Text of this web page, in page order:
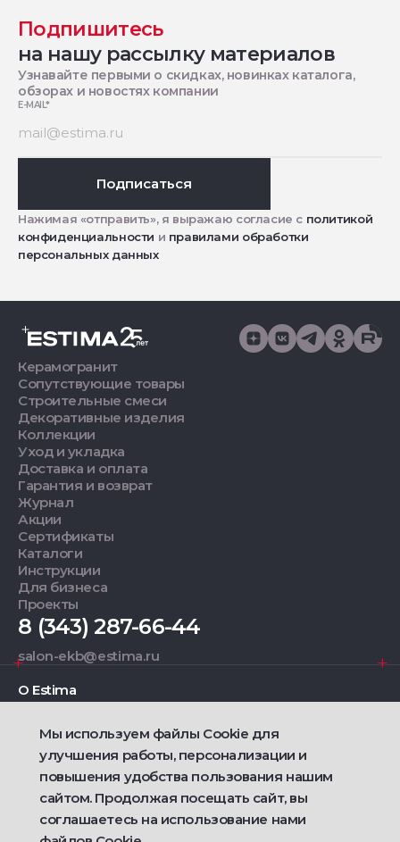
Подпишитесь
на нашу рассылку материалов
Узнавайте первыми о скидках, новинках каталога,
обзорах и новостях компании
E-MAIL*
Подписаться
Нажимая «отправить», я выражаю согласие с политикой
конфиденциальности и правилами обработки
персональных данных
Керамогранит
Сопутствующие товары
Строительные смеси
Декоративные изделия
Коллекции
Уход и укладка
Доставка и оплата
Гарантия и возврат
Журнал
Акции
Сертификаты
Каталоги
Инструкции
Для бизнеса
Проекты
8 (343) 287-66-44
salon-ekb@estima.ru
О Estima
Дизайнерам
Фирменные салоны
2021 — 2026 © Estima
Мы используем файлы Cookie для
улучшения работы, персонализации и
повышения удобства пользования нашим
сайтом. Продолжая посещать сайт, вы
соглашаетесь на использование нами